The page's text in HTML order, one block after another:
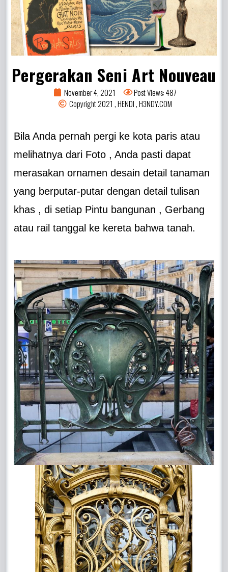
Pergerakan Seni Art Nouveau
November 4, 2021
Post Views: 487
Copyright 2021 , HENDI , H3NDY.COM
Bila Anda pernah pergi ke kota paris atau
melihatnya dari Foto , Anda pasti dapat
merasakan ornamen desain detail tanaman
yang berputar-putar dengan detail tulisan
khas , di setiap Pintu bangunan , Gerbang
atau rail tanggal ke kereta bahwa tanah.